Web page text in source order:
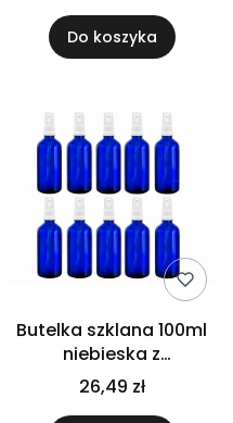
Do koszyka
Butelka szklana 100ml
niebieska z
atomizerem białym
x10szt
26,49 zł